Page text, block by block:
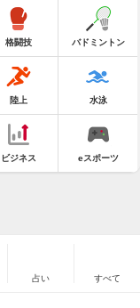
格闘技 バドミントン
陸上 水泳
ビジネス eスポーツ
占い すべて